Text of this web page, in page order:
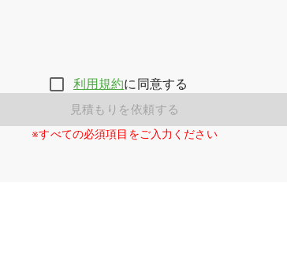
利用規約に同意する
見積もりを依頼する
※すべての必須項目をご入力ください